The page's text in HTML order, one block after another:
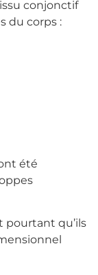
conjonctif
du corps :
été
pourtant qu’ils